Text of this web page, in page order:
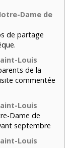
Dame de
de partage
Louis
de la
commentée
Louis
Dame de
septembre
Louis